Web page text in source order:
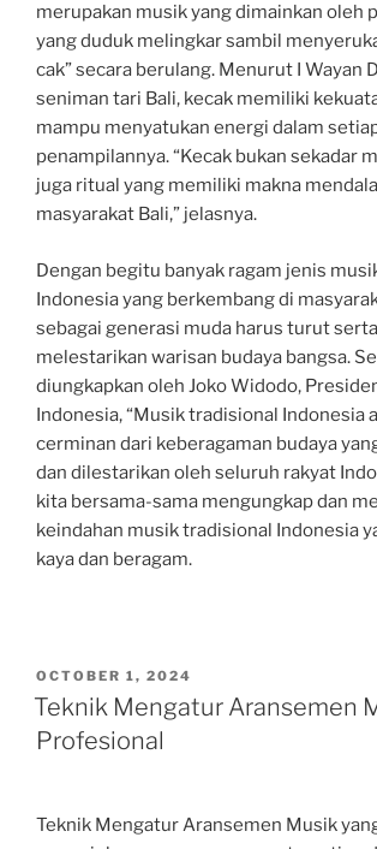
merupakan musik yang dimainkan oleh
yang duduk melingkar sambil
cak” secara berulang. Menurut I Wayan
seniman tari Bali, kecak memiliki
mampu menyatukan energi dalam
penampilannya. “Kecak bukan sekadar
juga ritual yang memiliki makna
masyarakat Bali,” jelasnya.
Dengan begitu banyak ragam jenis
Indonesia yang berkembang di
sebagai generasi muda harus turut
melestarikan warisan budaya bangsa.
diungkapkan oleh Joko Widodo,
Indonesia, “Musik tradisional Indonesia
cerminan dari keberagaman budaya
dan dilestarikan oleh seluruh rakyat
kita bersama-sama mengungkap dan
keindahan musik tradisional Indonesia
kaya dan beragam.
POSTED
ON
OCTOBER 1, 2024
Teknik Mengatur Aransemen
Profesional
Teknik Mengatur Aransemen Musik